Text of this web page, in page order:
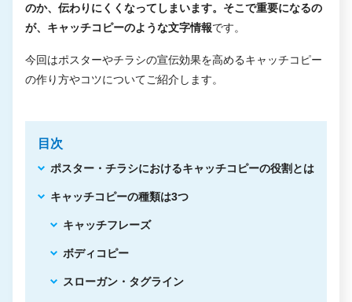
のか、伝わりにくくなってしまいます。そこで重要になるの
が、キャッチコピーのような文字情報です。
今回はポスターやチラシの宣伝効果を高めるキャッチコピー
の作り方やコツについてご紹介します。
目次
ポスター・チラシにおけるキャッチコピーの役割とは
キャッチコピーの種類は3つ
キャッチフレーズ
ボディコピー
スローガン・タグライン